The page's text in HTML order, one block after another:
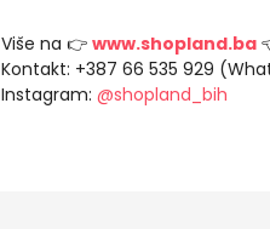
Više na 👉 www.shopland.ba
Kontakt: +387 66 535 929
Instagram: @shopland_bih